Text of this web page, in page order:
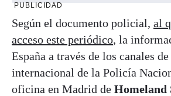
PUBLICIDAD
Según el documento policial, al
acceso este periódico, la
España a través de los canales
internacional de la Policía
oficina en Madrid de Homeland